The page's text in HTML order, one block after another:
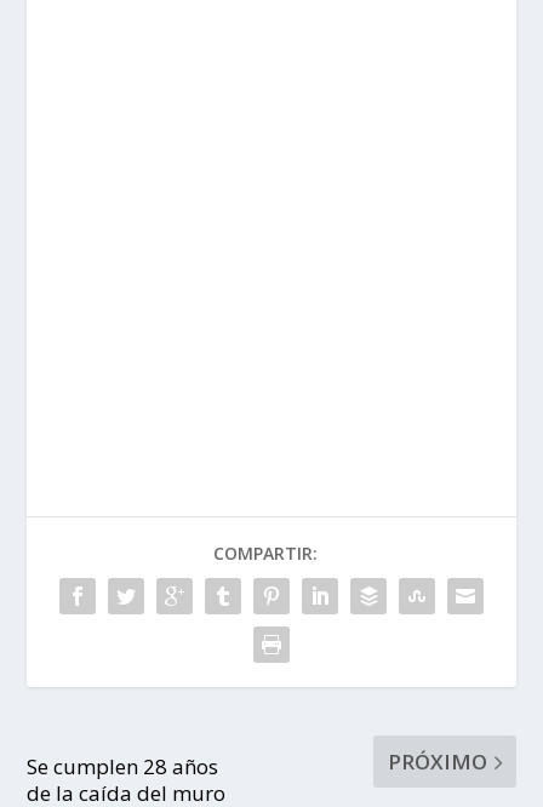
COMPARTIR:
Se cumplen 28 años
de la caída del muro
PRÓXIMO